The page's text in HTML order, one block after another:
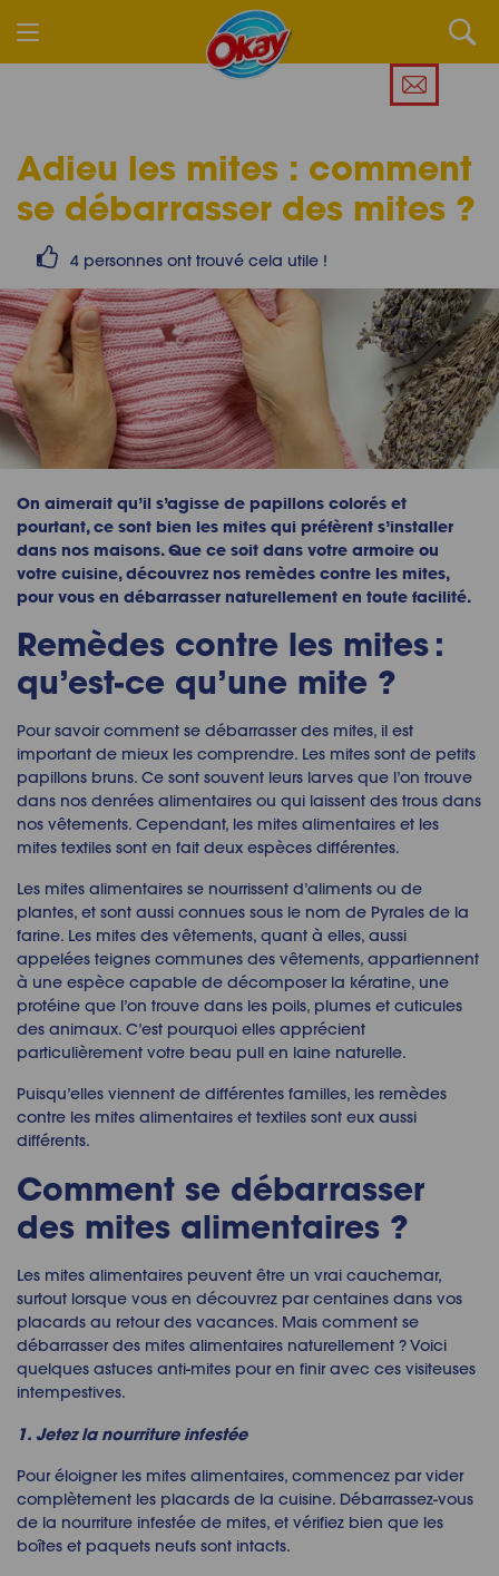
Adieu les mites : comment
se débarrasser des mites ?
4 personnes ont trouvé cela utile !
On aimerait qu’il s’agisse de papillons colorés et
pourtant, ce sont bien les mites qui préfèrent s’installer
dans nos maisons. Que ce soit dans votre armoire ou
votre cuisine, découvrez nos remèdes contre les mites,
pour vous en débarrasser naturellement en toute facilité.
Remèdes contre les mites:
qu’est-ce qu’une mite ?
Pour savoircomment se débarrasser des mites, il est
important de mieux les comprendre. Les mites sont de petits
papillons bruns. Ce sont souvent leurs larves que l’on trouve
dans nos denrées alimentaires ou qui laissent des trous dans
nos vêtements. Cependant, les mites alimentaires et les
mites textiles sont en fait deux espèces différentes.
Les mites alimentaires se nourrissent d’aliments ou de
plantes, et sont aussi connues sous le nom de Pyrales de la
farine. Les mites des vêtements, quant à elles, aussi
appelées teignes communes des vêtements, appartiennent
à une espèce capable de décomposer la kératine, une
protéine que l’on trouve dans les poils, plumes et cuticules
des animaux. C’est pourquoi elles apprécient
particulièrement votre beau pull en laine naturelle.
Puisqu’elles viennent de différentes familles, les remèdes
contre les mites alimentaires et textiles sont eux aussi
différents.
Comment se débarrasser
des mites alimentaires ?
Les mites alimentaires peuvent être un vrai cauchemar,
surtout lorsque vous en découvrez par centaines dans vos
placards au retour des vacances. Mais comment se
débarrasser des mites alimentaires naturellement ? Voici
quelques astuces anti-mites pour en finir avec ces visiteuses
intempestives.
1. Jetez la nourriture infestée
Pouréloigner les mites alimentaires, commencez par vider
complètement les placards de la cuisine. Débarrassez-vous
de la nourriture infestée de mites, et vérifiez bien que les
boîtes et paquets neufs sont intacts.